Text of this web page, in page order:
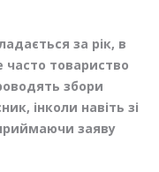
за рік, в
товариство
збори
інколи навіть зі
заяву